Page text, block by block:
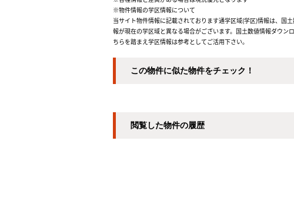
※物件情報の学区情報について
当サイト物件情報に記載されております通学区域(学区)情報は、国
報が現在の学区域と異なる場合がございます。国土数値情報ダウ
ちらを踏まえ学区情報は参考としてご活用下さい。
この物件に似た物件をチェック！
閲覧した物件の履歴